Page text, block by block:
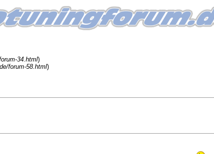
34.html)
forum-58.html)